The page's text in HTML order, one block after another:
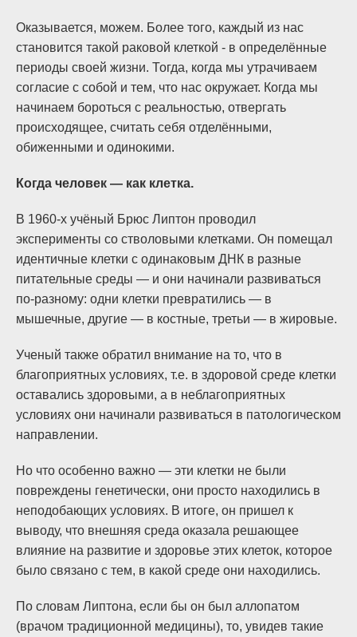
Оказывается, можем. Более того, каждый из нас
становится такой раковой клеткой - в определённые
периоды своей жизни. Тогда, когда мы утрачиваем
согласие с собой и тем, что нас окружает. Когда мы
начинаем бороться с реальностью, отвергать
происходящее, считать себя отделёнными,
обиженными и одинокими.
Когда человек — как клетка.
В 1960-х учёный Брюс Липтон проводил
эксперименты со стволовыми клетками. Он помещал
идентичные клетки с одинаковым ДНК в разные
питательные среды — и они начинали развиваться
по-разному: одни клетки превратились — в
мышечные, другие — в костные, третьи — в жировые.
Ученый также обратил внимание на то, что в
благоприятных условиях, т.е. в здоровой среде клетки
оставались здоровыми, а в неблагоприятных
условиях они начинали развиваться в патологическом
направлении.
Но что особенно важно — эти клетки не были
повреждены генетически, они просто находились в
неподобающих условиях. В итоге, он пришел к
выводу, что внешняя среда оказала решающее
влияние на развитие и здоровье этих клеток, которое
было связано с тем, в какой среде они находились.
По словам Липтона, если бы он был аллопатом
(врачом традиционной медицины), то, увидев такие